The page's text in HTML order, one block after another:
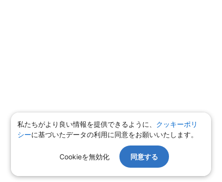
私たちがより良い情報を提供できるように、 クッキーポリ
シーに基づいたデータの利用に同意をお願いいたします。
Cookieを無効化 同意する